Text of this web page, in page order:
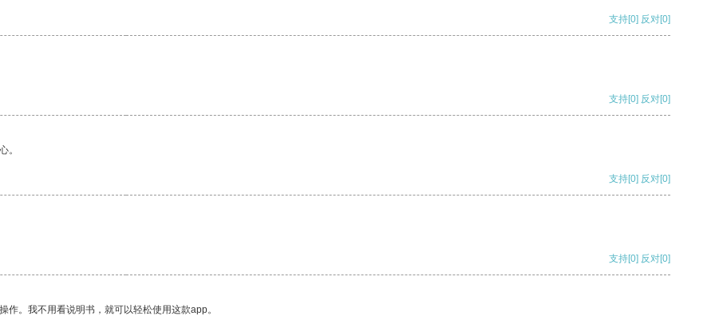
支持[0] 反对[0]
支持[0] 反对[0]
。
支持[0] 反对[0]
支持[0] 反对[0]
。我不用看说明书，就可以轻松使用这款app。